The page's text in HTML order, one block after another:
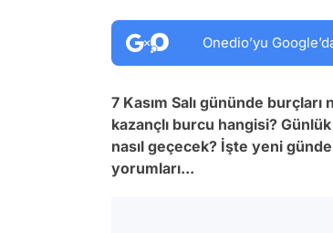
Onedio’yu
7 Kasım Salı gününde burçları
kazançlı burcu hangisi? Günlük
nasıl geçecek? İşte yeni
yorumları...